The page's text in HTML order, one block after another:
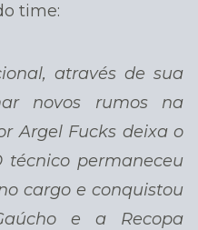
time:
através de sua
novos rumos na
Argel Fucks deixa o
técnico permaneceu
cargo e conquistou
e a Recopa